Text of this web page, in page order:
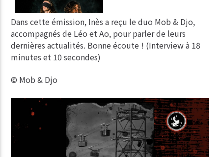
Dans cette émission, Inès a reçu le duo Mob & Djo,
accompagnés de Léo et Ao, pour parler de leurs
dernières actualités. Bonne écoute ! (Interview à 18
minutes et 10 secondes)
© Mob & Djo